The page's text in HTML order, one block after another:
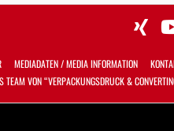
MEDIADATEN / MEDIA INFORMATION
TEAM VON “VERPACKUNGSDRUCK &